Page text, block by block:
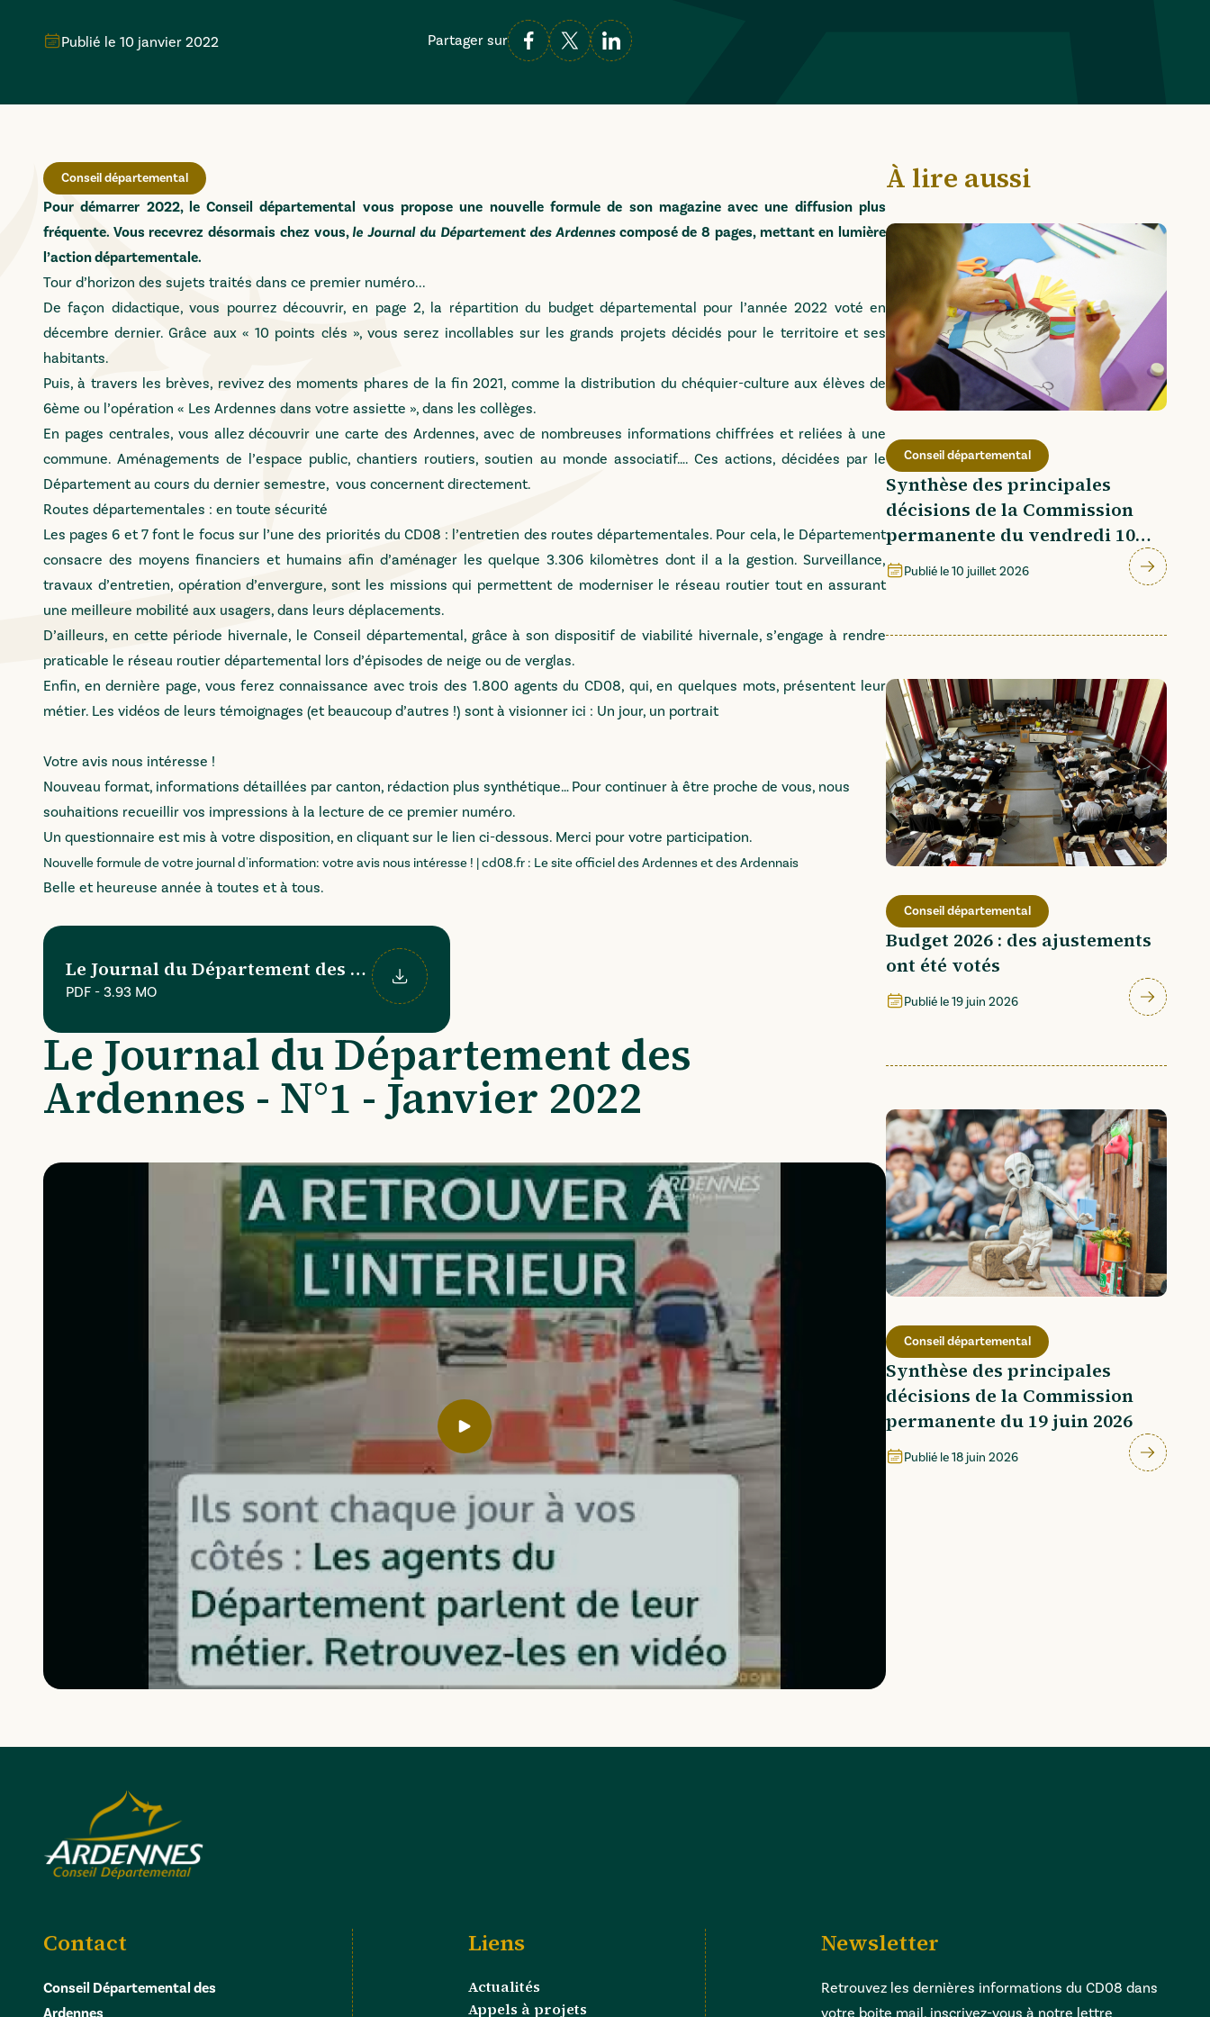
Publié le 10 janvier 2022 Partager sur
Conseil départemental
Pour démarrer 2022, le Conseil départemental vous propose une nouvelle formule de son magazine avec une diffusion plus
fréquente. Vous recevrez désormais chez vous,le Journal du Département des Ardennescomposé de 8 pages, mettant en lumière
l’action départementale.
Tour d’horizon des sujets traités dans ce premier numéro...
De façon didactique, vous pourrez découvrir, en page 2, la répartition du budget départemental pour l’année 2022 voté en
décembre dernier. Grâce aux « 10 points clés », vous serez incollables sur les grands projets décidés pour le territoire et ses
habitants.
Puis, à travers les brèves, revivez des moments phares de la fin 2021, comme la distribution du chéquier-culture aux élèves de
6ème ou l’opération « Les Ardennes dans votre assiette », dans les collèges.
En pages centrales, vous allez découvrir une carte des Ardennes, avec de nombreuses informations chiffrées et reliées à une
commune. Aménagements de l’espace public, chantiers routiers, soutien au monde associatif…. Ces actions, décidées par le
Département au cours du dernier semestre, vous concernent directement.
Routes départementales : en toute sécurité
Les pages 6 et 7 font le focus sur l’une des priorités du CD08 : l’entretien des routes départementales. Pour cela, le Département
consacre des moyens financiers et humains afin d’aménager les quelque 3.306 kilomètres dont il a la gestion. Surveillance,
travaux d’entretien, opération d’envergure, sont les missions qui permettent de moderniser le réseau routier tout en assurant
une meilleure mobilité aux usagers, dans leurs déplacements.
D’ailleurs, en cette période hivernale, le Conseil départemental, grâce à son dispositif de viabilité hivernale, s’engage à rendre
praticable le réseau routier départemental lors d’épisodes de neige ou de verglas.
Enfin, en dernière page, vous ferez connaissance avec trois des 1.800 agents du CD08, qui, en quelques mots, présentent leur
métier. Les vidéos de leurs témoignages (et beaucoup d’autres !) sont à visionner ici : Un jour, un portrait
Votre avis nous intéresse !
Nouveau format, informations détaillées par canton, rédaction plus synthétique… Pour continuer à être proche de vous, nous
souhaitions recueillir vos impressions à la lecture de ce premier numéro.
Un questionnaire est mis à votre disposition, en cliquant sur le lien ci-dessous. Merci pour votre participation.
Nouvelle formule de votre journal d'information: votre avis nous intéresse ! | cd08.fr : Le site officiel des Ardennes et des Ardennais
Belle et heureuse année à toutes et à tous.
Le Journal du Département des Ardennes - Chaque jour à vos côtés, N° 1 -Janvier 2022
PDF - 3.93 MO Télécharger le fichier " 2021_12_30_janvier_22_journal_departement_ardennes_01_web.pdf " (3.93 MO
Le Journal du Département des
Ardennes - N°1 - Janvier 2022
Lancer la video
À lire aussi
Conseil départemental
Synthèse des principales
décisions de la Commission
permanente du vendredi 10
juillet 2026
Publié le10 juillet 2026
Conseil départemental
Budget 2026 : des ajustements
ont été votés
Publié le19 juin 2026
Conseil départemental
Synthèse des principales
décisions de la Commission
permanente du 19 juin 2026
Publié le18 juin 2026
Contact
Conseil Départemental des
Ardennes
Liens
Actualités
Appels à projets
Newsletter
Retrouvez les dernières informations du CD08 dans
votre boite mail, inscrivez-vous à notre lettre